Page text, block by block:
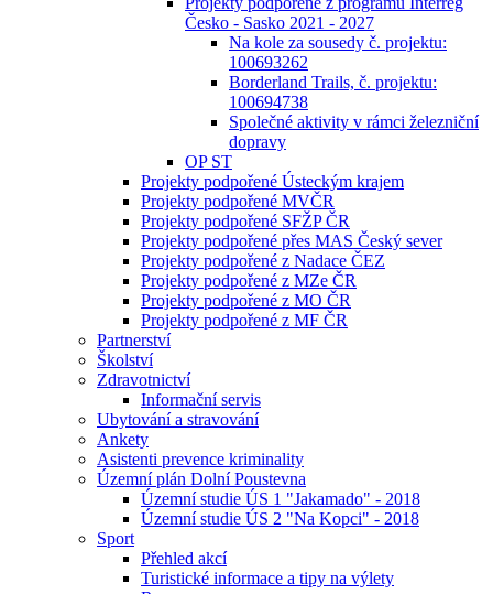
Česko - Sasko 2021 - 2027
Na kole za sousedy č. projektu:
100693262
Borderland Trails, č. projektu:
100694738
Společné aktivity v rámci železniční
dopravy
OP ST
Projekty podpořené Ústeckým krajem
Projekty podpořené MVČR
Projekty podpořené SFŽP ČR
Projekty podpořené přes MAS Český sever
Projekty podpořené z Nadace ČEZ
Projekty podpořené z MZe ČR
Projekty podpořené z MO ČR
Projekty podpořené z MF ČR
Partnerství
Školství
Zdravotnictví
Informační servis
Ubytování a stravování
Ankety
Asistenti prevence kriminality
Územní plán Dolní Poustevna
Územní studie ÚS 1 "Jakamado" - 2018
Územní studie ÚS 2 "Na Kopci" - 2018
Sport
Přehled akcí
Turistické informace a tipy na výlety